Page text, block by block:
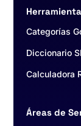
Categorías
Diccionario
Calculadora
Áreas de